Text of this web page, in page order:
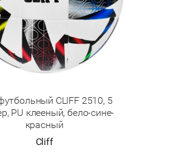
CLIFF 2510, 5
PU клееный, бело-сине-
красный
Cliff